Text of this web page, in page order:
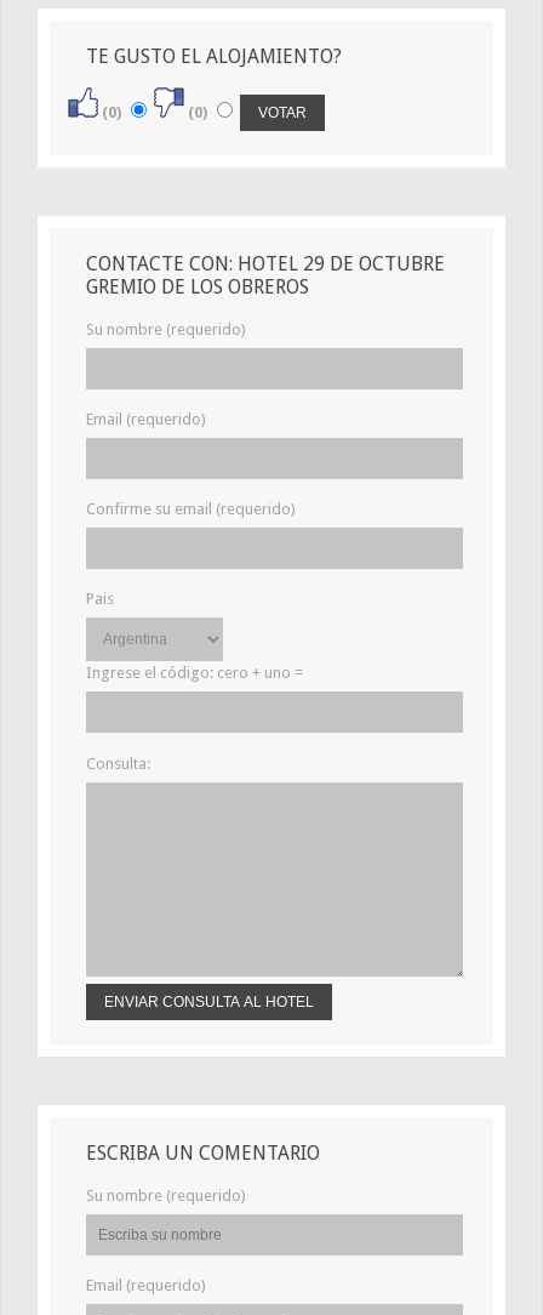
TE GUSTO EL ALOJAMIENTO?
(0) (0)
CONTACTE CON: HOTEL 29 DE OCTUBRE
GREMIO DE LOS OBREROS
Su nombre (requerido)
Email (requerido)
Confirme su email (requerido)
Pais
Ingrese el código: cero + uno =
Consulta:
ESCRIBA UN COMENTARIO
Su nombre (requerido)
Email (requerido)